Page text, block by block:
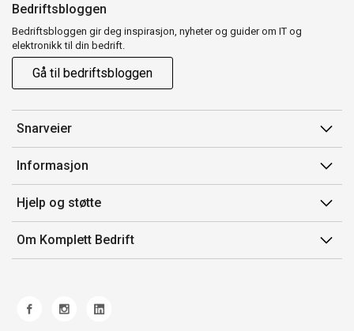
Bedriftsbloggen
Bedriftsbloggen gir deg inspirasjon, nyheter og guider om IT og
elektronikk til din bedrift.
Gå til bedriftsbloggen
Snarveier
Min side
Ordreoversikt
Mine produkter
Informasjon
Salgsbetingelser
Avtalevilkår for Komplett Bedrift Pluss
Produsenter
Hjelp og støtte
Kontakt oss
Retur
Ofte stilte spørsmål
Om Komplett Bedrift